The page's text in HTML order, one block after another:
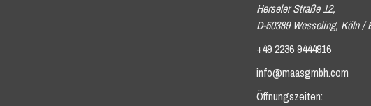
Herseler Straße 12,
D-50389 Wesseling, Köln /
+49 2236 9444916
info@maasgmbh.com
Öffnungszeiten: